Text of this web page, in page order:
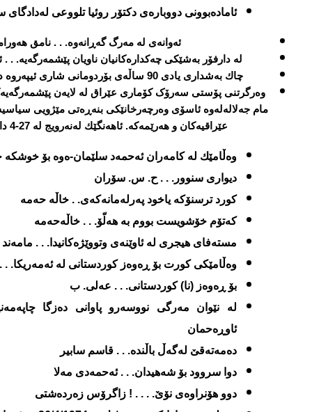
ئاماده‌بوونی دووباره‌ی دكتۆر روئیا تلووعی له‌دادگای
ئه‌وانه‌ی له‌ مه‌رگ گه‌ڕانه‌وه‌. . . نامق
له‌ دارفۆر به‌شێكی چه‌كداره‌كانیان ناویان پێشمه‌رگه‌یه‌. . .
چاك به‌شداری یادی 90 ساڵه‌ی بۆردومانی شاری ئیپه‌روه‌ ده‌بێت له‌ به‌لجیكا
وه‌‌رگرتنی پۆستی سه‌رۆک کۆماری عێراق له‌ لایه‌ن
مام جه‌لاله‌له‌وه ئاسۆی وه‌رچه‌رخانێکی بنه‌ڕه‌تی مێژویی
عێراقیه‌کان و هه‌رێمه‌که. ئاهه‌نگێك له‌نه‌رویج له‌ 27-4 دا به‌و بۆنه‌یه‌وه‌
وه‌ڵامێك له‌ كامه‌ران ئه‌حمه‌د سلێمان-ه‌وه‌ بۆ
دیواری سنوور. . . ح. س. سۆران
كورد ترسنۆكه‌ یاخود په‌رله‌مانه‌كه‌ی. . خاڵه‌ حه‌مه‌
كه‌تۆم خۆشویست بووم به‌ هه‌لّۆ. . . خاڵه‌حه‌مه‌
مسته‌فای هیجری له‌ ئاوێنه‌ی وتووێژه‌كانیدا. . . مامه‌ند
وه‌ڵامێكی كورت بۆ ڕه‌وه‌ز كوردستانی له‌
بۆ ڕه‌وه‌ز (نا) كوردستانی. . . عه‌لی. ب
له‌ نێوان مه‌رگی نووسه‌رو پاوانی ده‌زگا
ئاوڕه‌حمان
ده‌مه‌ته‌قێ له‌گه‌ڵ باڵنده‌. . . قاسم سابیر
دوا سروود بۆ شه‌هیدان. . . ئه‌حمه‌دی مه‌ل
دوو هۆنراوه‌ی نۆێ. . . . ! زاگرۆس زه‌رده‌شتی